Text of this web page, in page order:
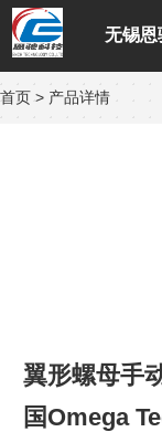
无锡恩
首页 > 产品详情
翼形螺母手
国Omega